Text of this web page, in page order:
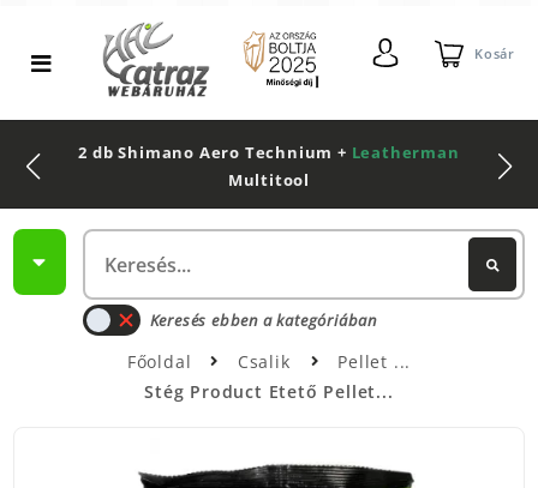
Kosár
2 db Shimano Aero Technium + Leatherman
Multitool
Keresés ebben a kategóriában
Főoldal Csalik
Pellet
Stég Product Etető Pellet...